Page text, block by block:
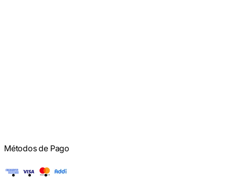
Métodos de Pago
American Express
Visa Mastercard